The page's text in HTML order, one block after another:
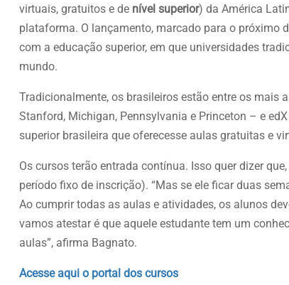
virtuais, gratuitos e de nível superior) da América
plataforma. O lançamento, marcado para o próximo
com a educação superior, em que universidades
mundo.
Tradicionalmente, os brasileiros estão entre os mais
Stanford, Michigan, Pennsylvania e Princeton – e
superior brasileira que oferecesse aulas gratuitas e
Os cursos terão entrada contínua. Isso quer dizer
período fixo de inscrição). “Mas se ele ficar duas
Ao cumprir todas as aulas e atividades, os alunos
vamos atestar é que aquele estudante tem um
aulas”, afirma Bagnato.
Acesse aqui o portal dos cursos